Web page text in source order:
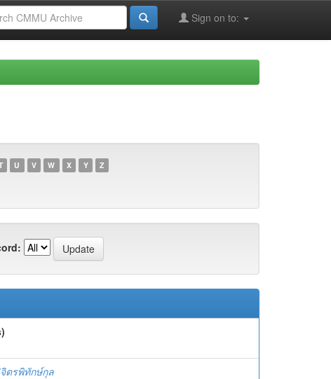
Sign on to:
U V W X Y Z
ตรพิทักษ์กุล